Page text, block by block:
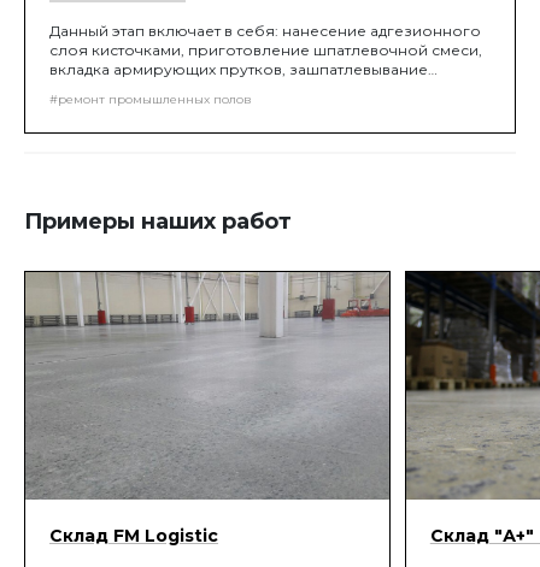
Данный этап включает в себя: нанесение адгезионного
слоя кисточками, приготовление шпатлевочной смеси,
вкладка армирующих прутков, зашпатлевывание
#ремонт промышленных полов
Примеры наших работ
Склад FM Logistic Склад